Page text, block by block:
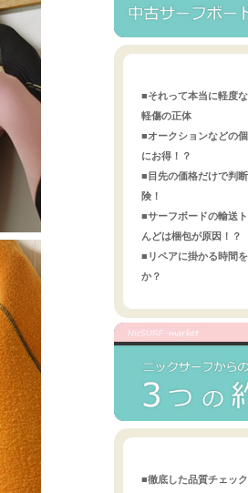
■それって本当に軽度
軽傷の正体
■オークションなどの
にお得！？
■目先の価格だけで判
険！
■サーフボードの輸送
んどは梱包が原因！？
■リペアに掛かる時間
か？
■徹底した品質チェッ